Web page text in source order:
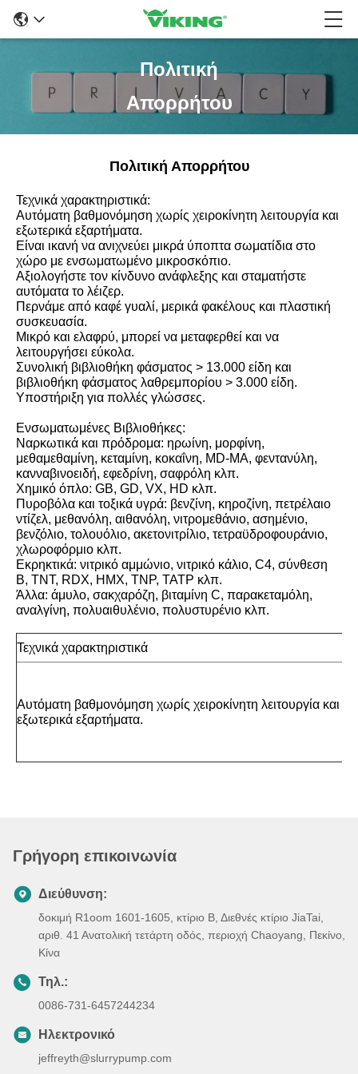
Πολιτική
Απορρήτου
Πολιτική Απορρήτου
Τεχνικά χαρακτηριστικά:
Αυτόματη βαθμονόμηση χωρίς χειροκίνητη λειτουργία και
εξωτερικά εξαρτήματα.
Είναι ικανή να ανιχνεύει μικρά ύποπτα σωματίδια στο
χώρο με ενσωματωμένο μικροσκόπιο.
Αξιολογήστε τον κίνδυνο ανάφλεξης και σταματήστε
αυτόματα το λέιζερ.
Περνάμε από καφέ γυαλί, μερικά φακέλους και πλαστική
συσκευασία.
Μικρό και ελαφρύ, μπορεί να μεταφερθεί και να
λειτουργήσει εύκολα.
Συνολική βιβλιοθήκη φάσματος > 13.000 είδη και
βιβλιοθήκη φάσματος λαθρεμπορίου > 3.000 είδη.
Υποστήριξη για πολλές γλώσσες.
Ενσωματωμένες Βιβλιοθήκες:
Ναρκωτικά και πρόδρομα: ηρωίνη, μορφίνη,
μεθαμεθαμίνη, κεταμίνη, κοκαΐνη, MD-MA, φεντανύλη,
κανναβινοειδή, εφεδρίνη, σαφρόλη κλπ.
Χημικό όπλο: GB, GD, VX, HD κλπ.
Πυροβόλα και τοξικά υγρά: βενζίνη, κηροζίνη, πετρέλαιο
ντίζελ, μεθανόλη, αιθανόλη, νιτρομεθάνιο, ασημένιο,
βενζόλιο, τολουόλιο, ακετονιτρίλιο, τετραϋδροφουράνιο,
χλωροφόρμιο κλπ.
Εκρηκτικά: νιτρικό αμμώνιο, νιτρικό κάλιο, C4, σύνθεση
Β, TNT, RDX, HMX, TNP, TATP κλπ.
Άλλα: άμυλο, σακχαρόζη, βιταμίνη C, παρακεταμόλη,
αναλγίνη, πολυαιθυλένιο, πολυστυρένιο κλπ.
Τεχνικά χαρακτηριστικά
Αυτόματη βαθμονόμηση χωρίς χειροκίνητη λειτουργία και
εξωτερικά εξαρτήματα.
Γρήγορη επικοινωνία
Διεύθυνση:
δοκιμή R1oom 1601-1605, κτίριο Β, Διεθνές κτίριο JiaTai,
αριθ. 41 Ανατολική τετάρτη οδός, περιοχή Chaoyang, Πεκίνο,
Κίνα
Τηλ.:
0086-731-6457244234
Ηλεκτρονικό
jeffreyth@slurrypump.com